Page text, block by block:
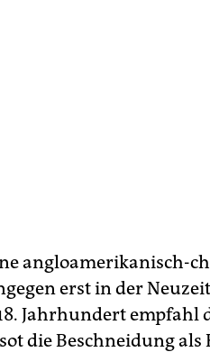
angloamerikanisch-
erst in der
Jahrhundert empfahl
die Beschneidung